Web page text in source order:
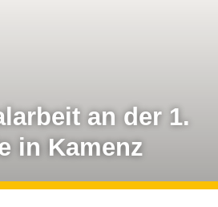
an der 1.
in Kamenz